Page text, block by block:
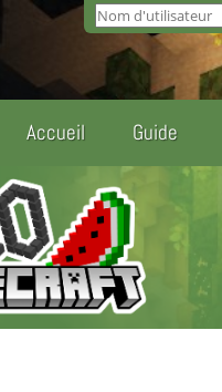
Accueil Guide